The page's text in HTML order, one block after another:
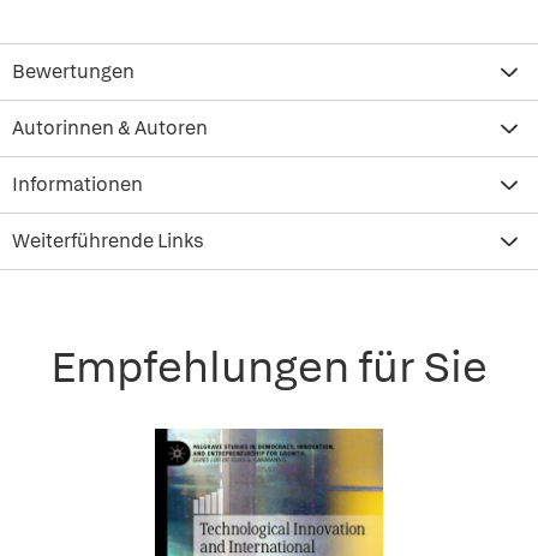
Bewertungen
Autorinnen & Autoren
Informationen
Weiterführende Links
Empfehlungen für Sie